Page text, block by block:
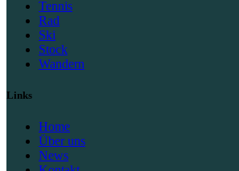
Tennis
Rad
Ski
Stock
Wandern
Links
Home
Über uns
News